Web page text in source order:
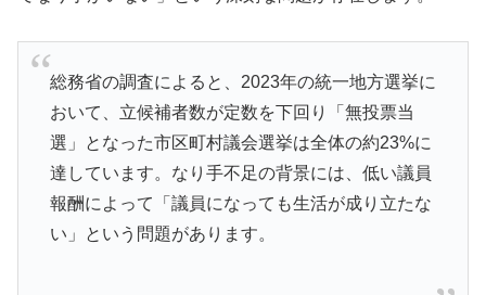
総務省の調査によると、2023年の統一地方選挙に
おいて、立候補者数が定数を下回り「無投票当
選」となった市区町村議会選挙は全体の約23%に
達しています。なり手不足の背景には、低い議員
報酬によって「議員になっても生活が成り立たな
い」という問題があります。